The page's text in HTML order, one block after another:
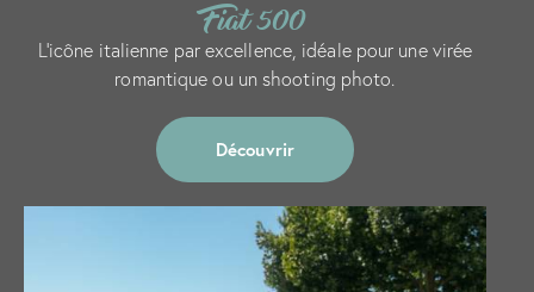
Fiat 500
L’icône italienne par excellence, idéale pour une virée
romantique ou un shooting photo.
Découvrir